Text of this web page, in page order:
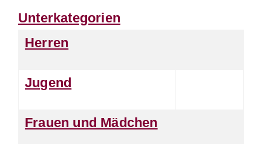
Unterkategorien
Herren
Jugend
Frauen und Mädchen